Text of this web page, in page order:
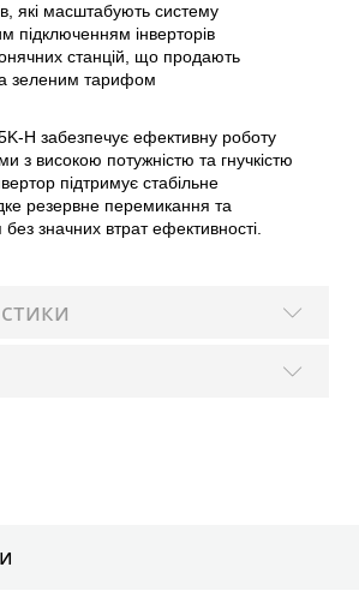
які масштабують систему
підключенням інверторів
станцій, що продають
зеленим тарифом
H забезпечує ефективну роботу
з високою потужністю та гнучкістю
підтримує стабільне
резервне перемикання та
значних втрат ефективності.